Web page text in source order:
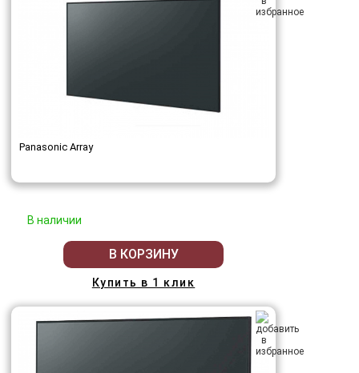
Panasonic Array
В наличии
В КОРЗИНУ
Купить в 1 клик